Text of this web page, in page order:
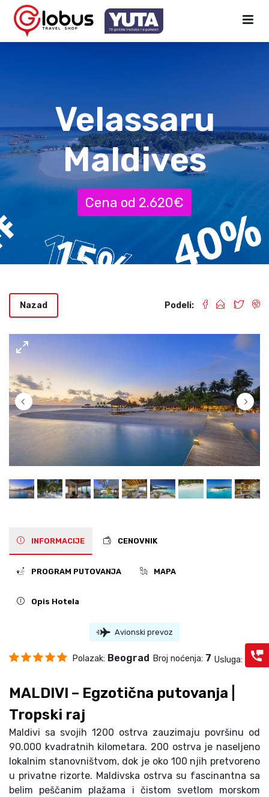
Velassaru
Maldives
Cena od 2.620€
Nazad Podeli:
INFORMACIJE CENOVNIK
PROGRAM PUTOVANJA MAPA
Opis Hotela
Avionski prevoz
Polazak: Beograd Broj noćenja: 7 Usluga: PA
MALDIVI – Egzotična putovanja |
Tropski raj
Maldivi sa svojih 1200 ostrva zauzimaju površinu od
90.000 kvadratnih kilometara. 200 ostrva je naseljeno
lokalnim stanovništvom, dok je oko 100 njih pretvoreno
u privatne rizorte. Maldivska ostrva su fascinantna sa
belim peščanim plažama i čistom svetlom morskom